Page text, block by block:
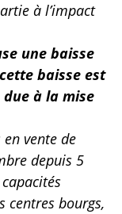
à l’impact
une baisse
baisse est
à la mise
en vente de
depuis 5
centres bourgs,